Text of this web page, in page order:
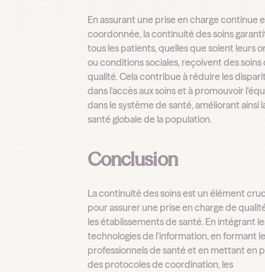
En assurant une prise en charge continue
coordonnée, la continuité des soins
tous les patients, quelles que soient leurs
ou conditions sociales, reçoivent des soins
qualité. Cela contribue à réduire les
dans l'accès aux soins et à promouvoir
dans le système de santé, améliorant ainsi
santé globale de la population.
Conclusion
La continuité des soins est un élément
pour assurer une prise en charge de
les établissements de santé. En intégrant
technologies de l'information, en formant
professionnels de santé et en mettant en
des protocoles de coordination, les